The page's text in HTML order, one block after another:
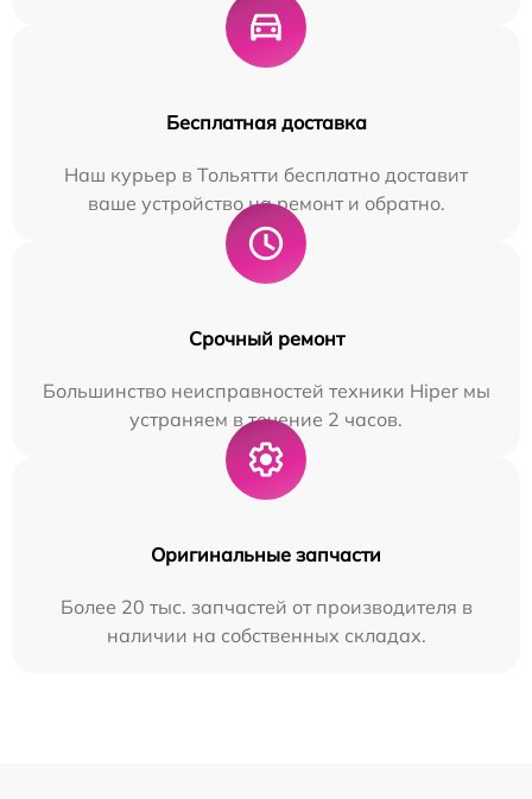
Бесплатная доставка
Наш курьер в Тольятти бесплатно доставит
ваше устройство на ремонт и обратно.
Срочный ремонт
Большинство неисправностей техники Hiper мы
устраняем в течение 2 часов.
Оригинальные запчасти
Более 20 тыс. запчастей от производителя в
наличии на собственных складах.